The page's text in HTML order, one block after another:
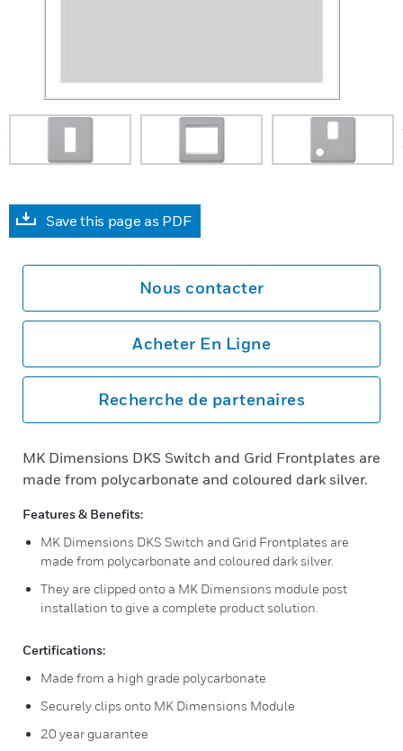
Save this page as PDF
Nous contacter
Acheter En Ligne
Recherche de partenaires
MK Dimensions DKS Switch and Grid Frontplates are
made from polycarbonate and coloured dark silver.
Features & Benefits:
MK Dimensions DKS Switch and Grid Frontplates are
made from polycarbonate and coloured dark silver.
They are clipped onto a MK Dimensions module post
installation to give a complete product solution.
Certifications:
Made from a high grade polycarbonate
Securely clips onto MK Dimensions Module
20 year guarantee